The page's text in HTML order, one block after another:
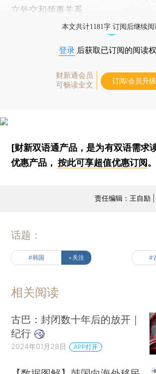
立外交和领事关系。
本文共计1181字 订阅后继续阅
登录 后获取已订阅的阅读
财新通会员
可畅读全文
订阅/会员升级
[财新双语通产品，是为有双语需求
优惠产品，按此可享超值优惠订阅
责任编辑：王自励
话题：
#韩国 +关注 #
相关阅读
古巴：封闭数十年后的放开｜
纪行
2024年01月28日 APP打开